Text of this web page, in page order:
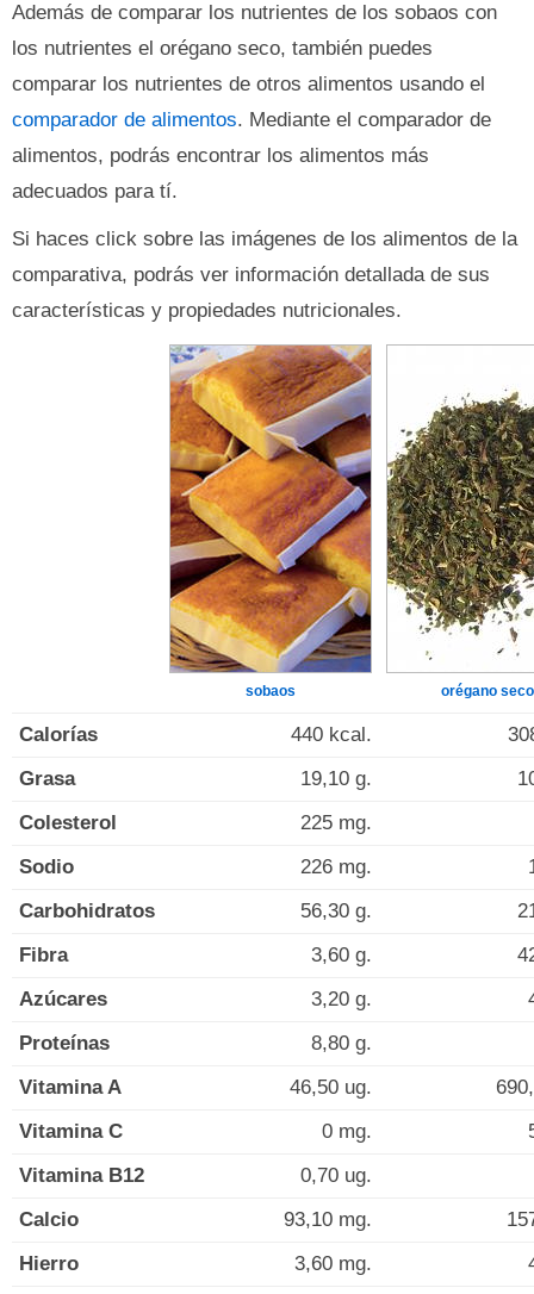
Además de comparar los nutrientes de los sobaos con
los nutrientes el orégano seco, también puedes
comparar los nutrientes de otros alimentos usando el
comparador de alimentos. Mediante el comparador de
alimentos, podrás encontrar los alimentos más
adecuados para tí.
Si haces click sobre las imágenes de los alimentos de la
comparativa, podrás ver información detallada de sus
características y propiedades nutricionales.
sobaos orégano seco
Calorías 440 kcal.
Grasa
19,10 g.
Colesterol
225 mg.
Sodio
226 mg.
Carbohidratos
56,30 g.
Fibra
3,60 g.
Azúcares
3,20 g.
Proteínas
8,80 g.
Vitamina A
46,50 ug.
Vitamina C
0 mg.
Vitamina B12
0,70 ug.
Calcio
93,10 mg.
Hierro
3,60 mg.